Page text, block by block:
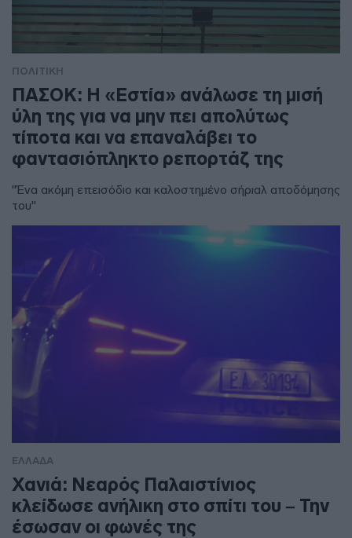
ΠΟΛΙΤΙΚΗ
ΠΑΣΟΚ: Η «Εστία» ανάλωσε τη μισή
ύλη της για να μην πει απολύτως
τίποτα και να επαναλάβει το
φαντασιόπληκτο ρεπορτάζ της
"Ένα ακόμη επεισόδιο και καλοστημένο σήριαλ αποδόμησης
του"
ΕΛΛΑΔΑ
Χανιά: Νεαρός Παλαιστίνιος
κλείδωσε ανήλικη στο σπίτι του – Την
έσωσαν οι φωνές της